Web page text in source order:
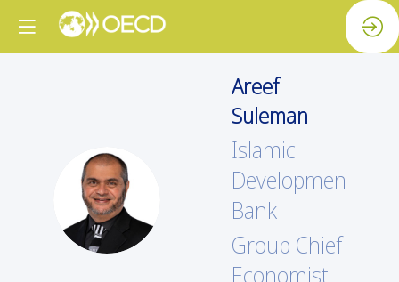
AS
Areef
Suleman
Islamic
Development
Bank
Group Chief
Economist